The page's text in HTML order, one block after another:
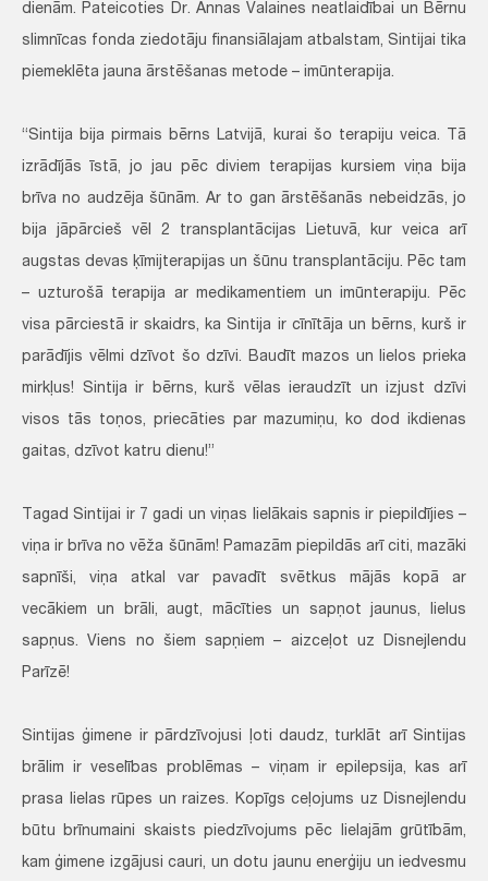
dienām. Pateicoties Dr. Annas Valaines neatlaidībai un Bērnu
slimnīcas fonda ziedotāju finansiālajam atbalstam, Sintijai tika
piemeklēta jauna ārstēšanas metode – imūnterapija.
“Sintija bija pirmais bērns Latvijā, kurai šo terapiju veica. Tā
izrādījās īstā, jo jau pēc diviem terapijas kursiem viņa bija
brīva no audzēja šūnām. Ar to gan ārstēšanās nebeidzās, jo
bija jāpārcieš vēl 2 transplantācijas Lietuvā, kur veica arī
augstas devas ķīmijterapijas un šūnu transplantāciju. Pēc tam
– uzturošā terapija ar medikamentiem un imūnterapiju. Pēc
visa pārciestā ir skaidrs, ka Sintija ir cīnītāja un bērns, kurš ir
parādījis vēlmi dzīvot šo dzīvi. Baudīt mazos un lielos prieka
mirkļus! Sintija ir bērns, kurš vēlas ieraudzīt un izjust dzīvi
visos tās toņos, priecāties par mazumiņu, ko dod ikdienas
gaitas, dzīvot katru dienu!”
Tagad Sintijai ir 7 gadi un viņas lielākais sapnis ir piepildījies –
viņa ir brīva no vēža šūnām! Pamazām piepildās arī citi, mazāki
sapnīši, viņa atkal var pavadīt svētkus mājās kopā ar
vecākiem un brāli, augt, mācīties un sapņot jaunus, lielus
sapņus. Viens no šiem sapņiem – aizceļot uz Disnejlendu
Parīzē!
Sintijas ģimene ir pārdzīvojusi ļoti daudz, turklāt arī Sintijas
brālim ir veselības problēmas – viņam ir epilepsija, kas arī
prasa lielas rūpes un raizes. Kopīgs ceļojums uz Disnejlendu
būtu brīnumaini skaists piedzīvojums pēc lielajām grūtībām,
kam ģimene izgājusi cauri, un dotu jaunu enerģiju un iedvesmu